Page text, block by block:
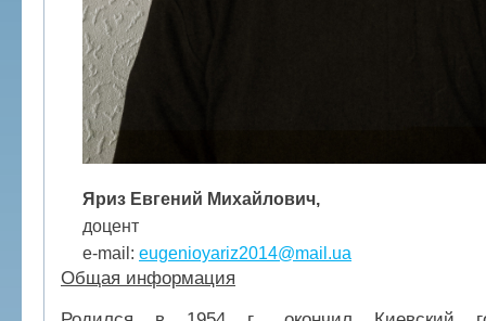
Яриз Евгений Михайлович,
доцент
e-mail: eugenioyariz2014@mail.ua
Общая информация